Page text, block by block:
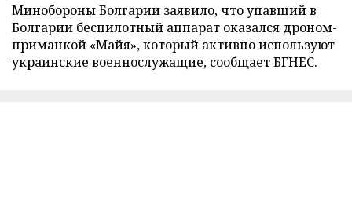
Минобороны Болгарии заявило, что упавший в
Болгарии беспилотный аппарат оказался дроном-
приманкой «Майя», который активно используют
украинские военнослужащие, сообщает БГНЕС.